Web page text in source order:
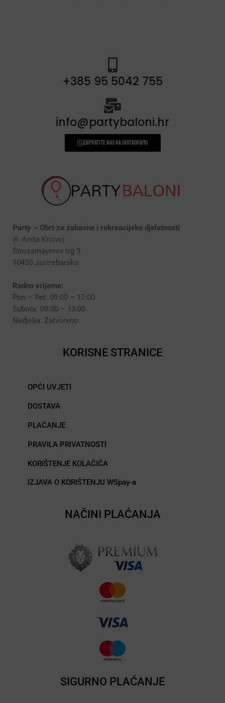
+385 95 5042 755
info@partybaloni.hr
Zapratite nas na instagramu
Party – Obrt za zabavne i rekreacijske djelatnosti
vl. Anita Krcivoj
Strossmayerov trg 3
10450 Jastrebarsko
Radno vrijeme:
Pon – Pet: 09:00 – 17:00
Subota: 09:00 – 13:00
Nedjelja: Zatvoreno
KORISNE STRANICE
OPĆI UVJETI
DOSTAVA
PLAĆANJE
PRAVILA PRIVATNOSTI
KORIŠTENJE KOLAČIĆA
IZJAVA O KORIŠTENJU WSpay-a
NAČINI PLAĆANJA
SIGURNO PLAĆANJE